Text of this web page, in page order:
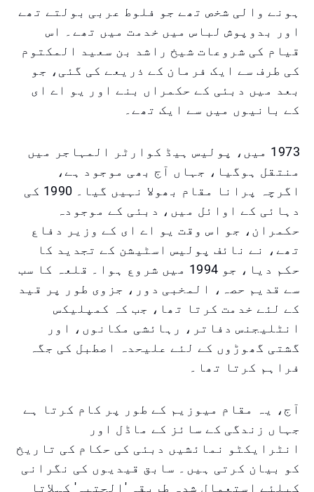
ہونے والی شخص تھے جو فلوط عربی بولتے تھے
اور بدوپوش لباس میں خدمت میں تھے۔ اس
قیام کی شروعات شیخ راشد بن سعید المکتوم
کی طرف سے ایک فرمان کے ذریعے کی گئی، جو
بعد میں دبئی کے حکمراں بنے اور یو اے ای
کے بانیوں میں سے ایک تھے۔
1973 میں، پولیس ہیڈ کوارٹر المہاجر میں
منتقل ہوگیا، جہاں آج بھی موجود ہے،
اگرچہ پرانا مقام بھولا نہیں گیا۔ 1990 کی
دہائی کے اوائل میں، دبئی کے موجودہ
حکمران، جو اس وقت یو اے ای کے وزیر دفاع
تھے، نے نائف پولیس اسٹیشن کے تجدید کا
حکم دیا، جو 1994 میں شروع ہوا۔ قلعہ کا سب
سے قدیم حصہ، المخبی دور، جزوی طور پر قید
کے لئے خدمت کرتا تھا، جب کہ کمپلیکس
انٹلیجنس دفاتر، رہائشی مکانوں، اور
گشتی گھوڑوں کے لئے علیحدہ اصطبل کی جگہ
فراہم کرتا تھا۔
آج، یہ مقام میوزیم کے طور پر کام کرتا ہے
جہاں زندگی کے سائز کے ماڈل اور
انٹرایکٹو نمائشیں دبئی کی حکام کی تاریخ
کو بیان کرتی ہیں۔ سابق قیدیوں کی نگرانی
کیلئے استعمال شدہ طریقہ 'الحتبہ' کہلاتا